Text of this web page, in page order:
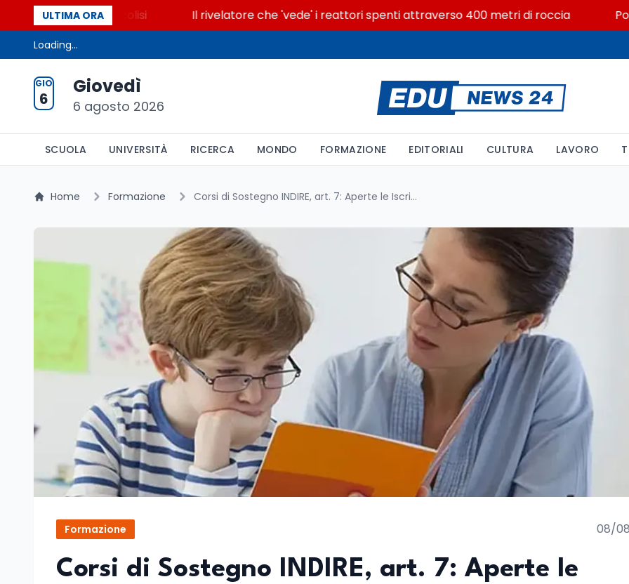
ULTIMA ORA
la glicolisi Il rivelatore che 'vede' i reattori spenti attraverso 400 metri di roccia
Loading...
GIO
6
Giovedì
6 agosto 2026
SCUOLA UNIVERSITÀ RICERCA MONDO FORMAZIONE EDITORIALI CULTURA LAVORO
Home Formazione Corsi di Sostegno INDIRE, art. 7: Aperte le Iscrizioni Sovrannumerari per le Università dal 18 al 25 Agosto 2025
Formazione 08/
Corsi di Sostegno INDIRE, art. 7: Aperte le